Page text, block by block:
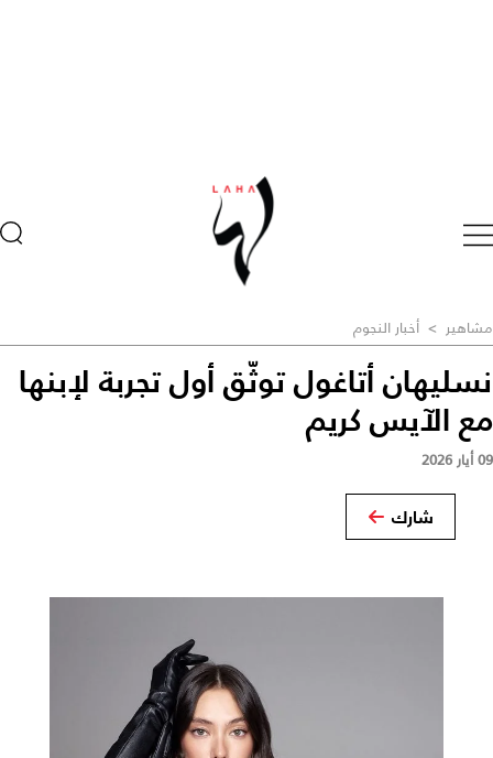
مشاهير > أخبار النجوم
نسليهان أتاغول توثّق أول تجربة لإبنها
مع الآيس كريم
09 أيار 2026
شارك